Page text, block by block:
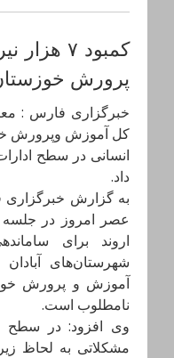
کمبود ۷
پرورش
خبرگزاری فارس :
کل آموزش وپرورش
انسانی در سطح
داد.
به گزارش خبرگزاری
عصر امروز در جلسه
اروند برای
شهرستان‌های
نامطلوب است.
وی افزود: در سطح
مشکلاتی به لحاظ